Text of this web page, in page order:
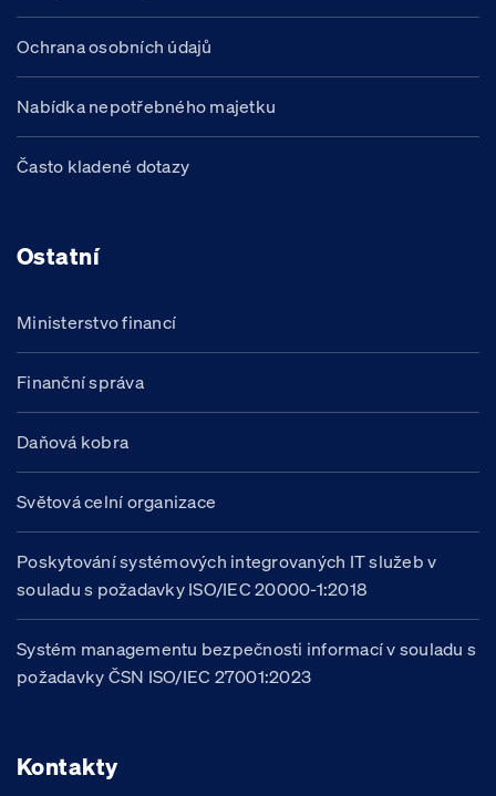
Ochrana osobních údajů
Nabídka nepotřebného majetku
Často kladené dotazy
Ostatní
Ministerstvo financí
Finanční správa
Daňová kobra
Světová celní organizace
Poskytování systémových integrovaných IT služeb v
souladu s požadavky ISO/IEC 20000-1:2018
Systém managementu bezpečnosti informací v souladu s
požadavky ČSN ISO/IEC 27001:2023
Kontakty